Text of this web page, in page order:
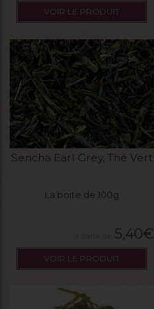
VOIR LE PRODUIT
Sencha Earl Grey, Thé Vert
La boite de 100g
5,40€
VOIR LE PRODUIT